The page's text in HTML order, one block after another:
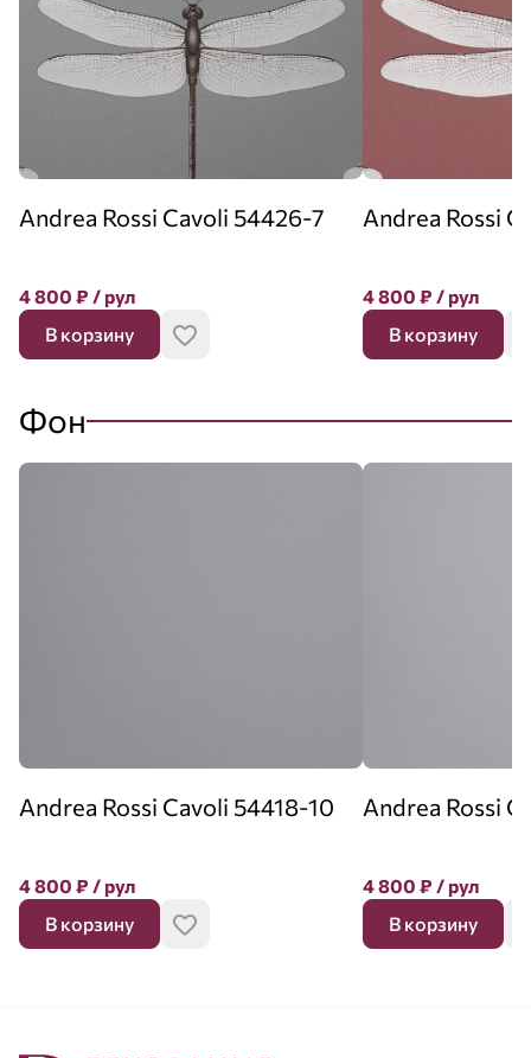
Andrea Rossi Cavoli 54426-7
4 800 ₽ / рул
В корзину
Andrea Rossi
4 800 ₽ / рул
В корзину
Фон
Andrea Rossi Cavoli 54418-10
4 800 ₽ / рул
В корзину
Andrea Rossi
4 800 ₽ / рул
В корзину